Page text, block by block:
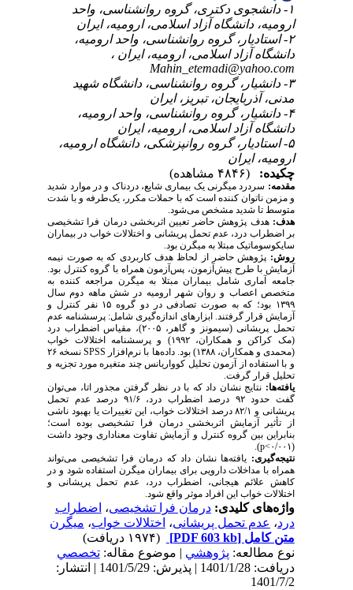
۱- دانشجوی دکتری، گروه روانشناسی، واحد
ارومیه، دانشگاه آزاد اسلامی، ارومیه، ایران
۲- استادیار، گروه روانشناسی، واحد ارومیه،
دانشگاه آزاد اسلامی، ارومیه، ایران ،
Mahin_etemadi@yahoo.com
۳- دانشیار، گروه روانشناسی، دانشگاه شهید
مدنی، آذربایجان، تبریز، ایران
۴- دانشیار، گروه روانشناسی، واحد ارومیه،
دانشگاه آزاد اسلامی، ارومیه، ایران
۵- استادیار، گروه روانپزشکی، دانشگاه ارومیه،
ارومیه، ایران
چکیده:
مقدمه:سردرد میگرنی یک بیماری شایع، دردناک و در موارد شدید
و مزمن ناتوان کننده است که با حملات مکرر، یک‌طرفه و با شدت
متوسط تا شدید مشخص می­‌شود.
هدف:هدف پژوهش حاضر تعیین اثربخشی درمان فرا تشخیصی
بر اضطراب درد، عدم تحمل پریشانی و اختلالات خواب در بیماران
سایکوسوماتیک مبتلا به میگرن بود.
روش:پژوهش حاضر از لحاظ هدف کاربردی که به صورت نیمه
آزمایش با طرح پیش‌­آزمون، پس‌آزمون همراه با گروه کنترل بود.
جامعه آماری شامل بیماران مبتلا به میگرن مراجعه کننده به
متخصص اعصاب و روان شهر ارومیه در شش ماهه دوم سال
۱۳۹۹ بود؛ که به صورت تصادفی در دو گروه ۱۵ نفر کنترل و
آزمایش قرار گرفتند. ابزارهای اندازه­‌گیری شامل: پرسشنامه‌ عدم
تحمل پریشانی (سیمونز و گاهر، ۲۰۰۵)، مقیاس اضطراب درد
(مک کراکن و همکاران، ۱۹۹۲) و پرسشنامه اختلالات خواب
(محمدی و همکاران، ۱۳۸۸) بود. داده‌­ها با نرم‌­افزار
SPSS
نسخه ۲۶
و با استفاده از آزمون تحلیل کوواریانس چند متغیره مورد تجزیه و
تحلیل قرار گرفت.
یافته­‌ها:نتایج نشان داد که با در نظر گرفتن مجذور اتا، می­‌توان
گفت حدود ۹۲ درصد اضطراب درد، ۹۱/۶ درصد عدم تحمل
پریشانی و ۸۲/۱ درصد اختلالات خواب، این تغییرات یا بهبود ناشی
از تأثیر آزمایش اثربخشی درمان فرا تشخیصی بوده است؛
بنابراین بین گروه کنترل و آزمایش تفاوت معناداری وجود داشت
p
).
نتیجه­‌گیری:یافته‌­ها نشان داد که درمان فرا تشخیصی می­‌تواند
همراه با مداخلات دارویی برای بیماران میگرن استفاده شود و در
کاهش علائم هیجانی، اضطراب درد، عدم تحمل پریشانی و
اختلالات خواب این افراد موثر واقع شود.
واژه‌های کلیدی:درمان فرا تشخیصی،اضطراب
درد ،عدم تحمل پریشانی،اختلالات خواب،میگرن
متن کامل[PDF 603 kb]
نوع مطالعه:پژوهشي| موضوع مقاله:تخصصي
دریافت: 1401/1/28 | پذیرش: 1401/5/29 | انتشار:
1401/7/2